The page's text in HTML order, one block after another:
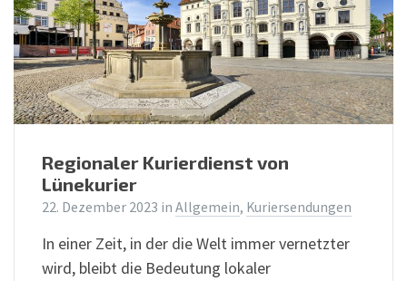
Regionaler Kurierdienst von
Lünekurier
22. Dezember 2023 in Allgemein, Kuriersendungen
In einer Zeit, in der die Welt immer vernetzter
wird, bleibt die Bedeutung lokaler